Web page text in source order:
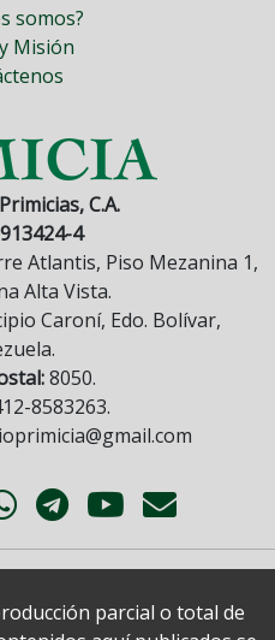
somos?
Misión
C.A.
4
Atlantis, Piso Mezanina 1,
Alta Vista.
Caroní, Edo. Bolívar,
8050.
8583263.
parcial o total de